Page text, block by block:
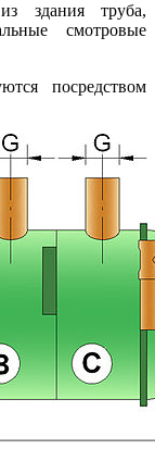
здания труба,
смотровые
посредством